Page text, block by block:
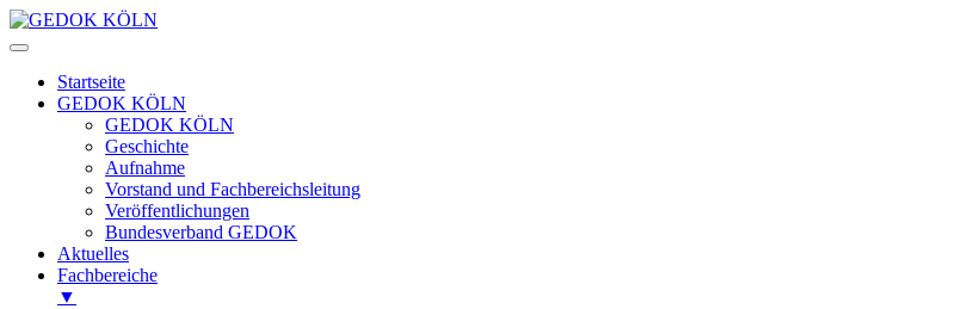
Startseite
GEDOK KÖLN
GEDOK KÖLN
Geschichte
Aufnahme
Vorstand und Fachbereichsleitung
Veröffentlichungen
Bundesverband GEDOK
Aktuelles
Fachbereiche
▼